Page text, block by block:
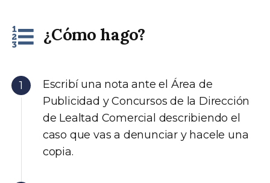
¿Cómo hago?
Escribí una nota ante el Área de
Publicidad y Concursos de la Dirección
de Lealtad Comercial describiendo el
caso que vas a denunciar y hacele una
copia.